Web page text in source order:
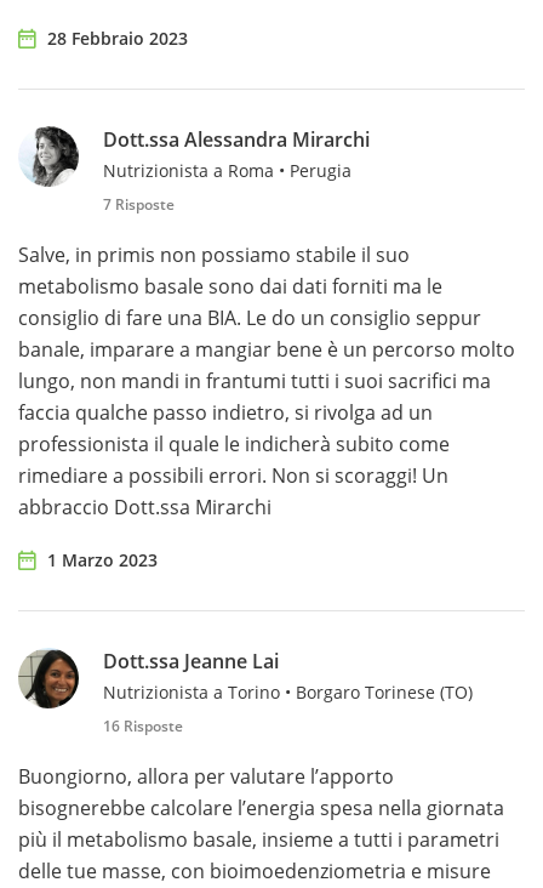
28 Febbraio 2023
Dott.ssa Alessandra Mirarchi
Nutrizionista a Roma • Perugia
7 Risposte
Salve, in primis non possiamo stabile il suo
metabolismo basale sono dai dati forniti ma le
consiglio di fare una BIA. Le do un consiglio seppur
banale, imparare a mangiar bene è un percorso molto
lungo, non mandi in frantumi tutti i suoi sacrifici ma
faccia qualche passo indietro, si rivolga ad un
professionista il quale le indicherà subito come
rimediare a possibili errori. Non si scoraggi! Un
abbraccio Dott.ssa Mirarchi
1 Marzo 2023
Dott.ssa Jeanne Lai
Nutrizionista a Torino • Borgaro Torinese (TO)
16 Risposte
Buongiorno, allora per valutare l’apporto
bisognerebbe calcolare l’energia spesa nella giornata
più il metabolismo basale, insieme a tutti i parametri
delle tue masse, con bioimoedenziometria e misure